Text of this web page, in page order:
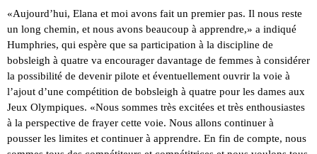
«Aujourd’hui, Elana et moi avons fait un premier pas. Il nous reste
un long chemin, et nous avons beaucoup à apprendre,» a indiqué
Humphries, qui espère que sa participation à la discipline de
bobsleigh à quatre va encourager davantage de femmes à considérer
la possibilité de devenir pilote et éventuellement ouvrir la voie à
l’ajout d’une compétition de bobsleigh à quatre pour les dames aux
Jeux Olympiques. «Nous sommes très excitées et très enthousiastes
à la perspective de frayer cette voie. Nous allons continuer à
pousser les limites et continuer à apprendre. En fin de compte, nous